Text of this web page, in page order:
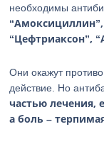
необходимы
“Цефтриаксон”,
Они окажут
действие. Но
частью лечения,
а боль –